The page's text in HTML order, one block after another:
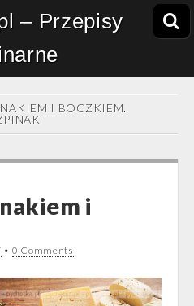
– Przepisy
I BOCZKIEM.
i
• 0 Comments